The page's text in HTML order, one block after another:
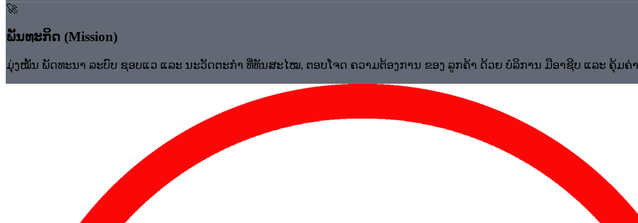
🚀
ພັນທະກິດ (Mission)
ມຸ່ງໝັ້ນ ພັດທະນາ ລະບົບ ຊອບແວ ແລະ ນະວັດຕະກຳ ທີ່ທັນສະໄໝ, ຕອບໂຈດ ຄວາມຕ້ອງການ ຂອງ ລູກຄ້າ ດ້ວຍ ບໍລິການ ມືອາຊີບ ແລະ ຄຸ້ມຄ່